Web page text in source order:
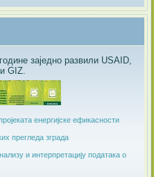
заједно развили USAID,
GIZ.
енергијске ефикасности
прегледа зграда
и интерпретацију података о